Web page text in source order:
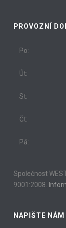
PROVOZNÍ
Po:
Út:
St:
Čt:
Pá:
Společnost
9001:2008.
NAPIŠTE NÁM